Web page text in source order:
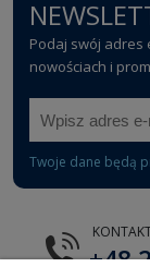
Podaj swój adres
nowościach i
Twoje dane będą
+48